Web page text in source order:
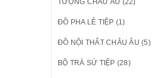
TƯỢNG CHÂU ÂU (22)
ĐỒ PHA LÊ TIỆP (1)
ĐỒ NỘI THẤT CHÂU ÂU (5)
BỘ TRÀ SỨ TIỆP (28)